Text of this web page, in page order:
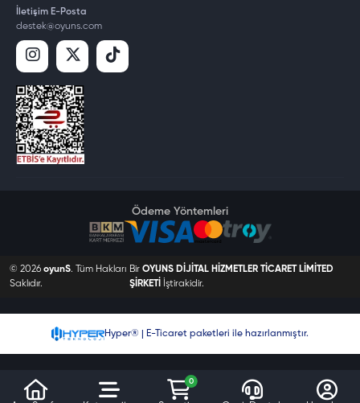
0
İletişim E-Posta
destek@oyuns.com
Ödeme Yöntemleri
© 2026 oyunS. Tüm Hakları
Saklıdır.
Bir OYUNS DİJİTAL HİZMETLER TİCARET LİMİTED
ŞİRKETİ
İştirakidir.
Hyper® | E-Ticaret paketleri ile hazırlanmıştır.